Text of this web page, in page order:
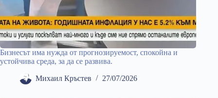
Бизнесът има нужда от прогнозируемост, спокойна и
устойчива среда, за да се развива.
Михаил Кръстев 27/07/2026